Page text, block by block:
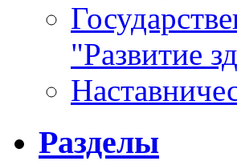
"Развитие
Разделы